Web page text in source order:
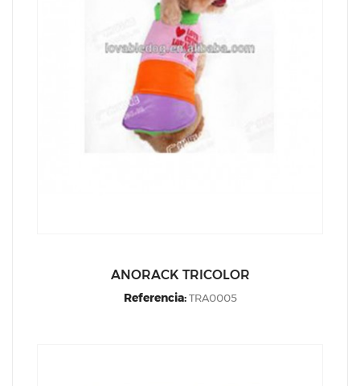
ANORACK TRICOLOR
Referencia: TRA0005